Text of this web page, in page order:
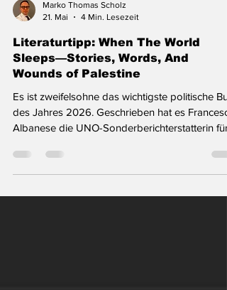
21. Mai
4 Min. Lesezeit
Literaturtipp: When The World
Sleeps—Stories, Words, And
Wounds of Palestine
Es ist zweifelsohne das wichtigste politische
des Jahres 2026. Geschrieben hat es
englische Fassung ist erschienen bei OTHER
PRESS New York. Spätestens seit die Republik